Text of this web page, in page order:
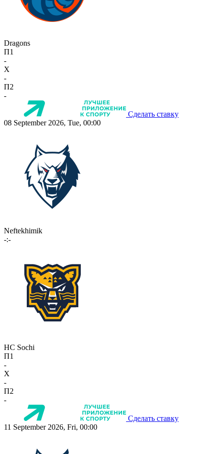
Dragons
П1
-
X
-
П2
-
Сделать ставку
08 September 2026, Tue, 00:00
Neftekhimik
-:-
HC Sochi
П1
-
X
-
П2
-
Сделать ставку
11 September 2026, Fri, 00:00